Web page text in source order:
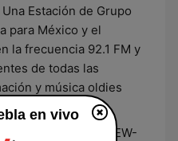
Estación de Grupo
para México y el
la frecuencia 92.1 FM y
de todas las
y música oldies
conocida como XEW-
en vivo